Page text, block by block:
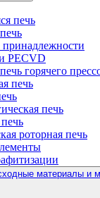
печь
PECVD
горячего
печь
печь
роторная печь
материалы и